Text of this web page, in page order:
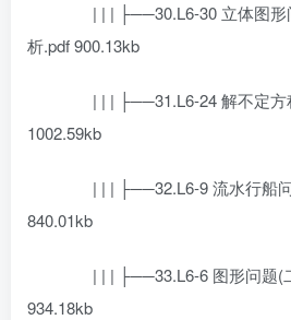
| | | ├──30.L6-30 立体图
析.pdf 900.13kb
| | | ├──31.L6-24 解不定方
1002.59kb
| | | ├──32.L6-9 流水行船
840.01kb
| | | ├──33.L6-6 图形问题(
934.18kb